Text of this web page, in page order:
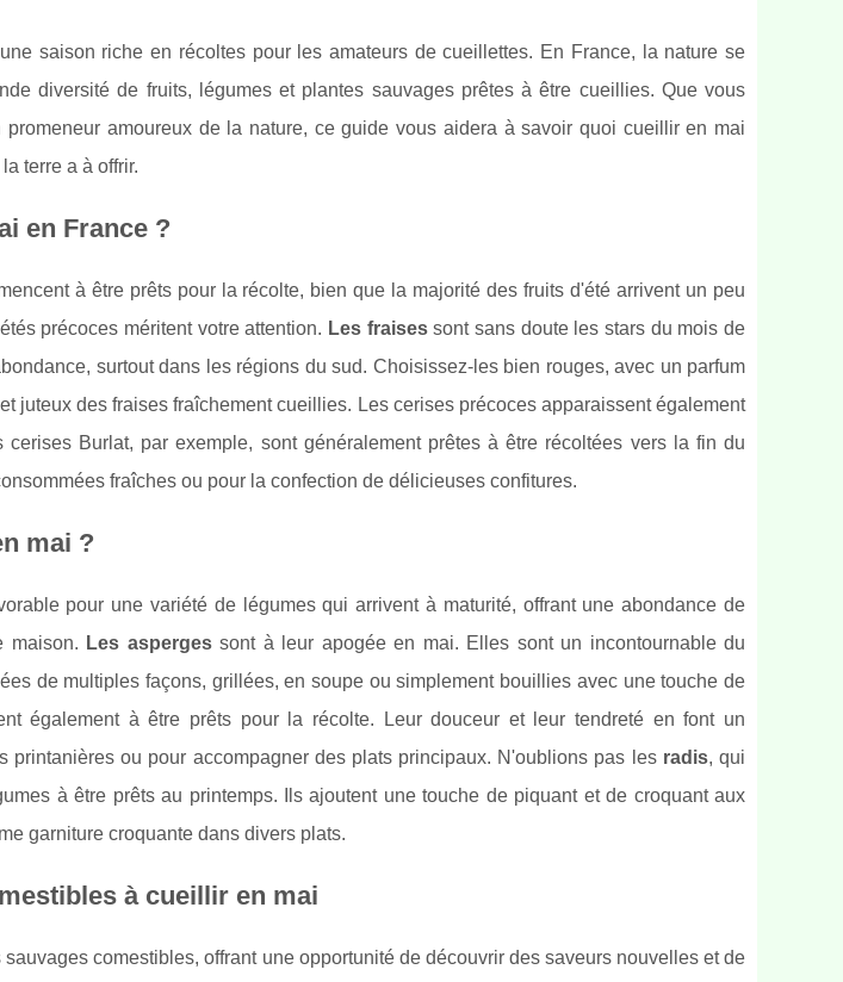
saison riche en récoltes pour les amateurs de cueillettes. En France, la nature se
diversité de fruits, légumes et plantes sauvages prêtes à être cueillies. Que vous
amoureux de la nature, ce guide vous aidera à savoir quoi cueillir en mai
terre a à offrir.
en France ?
à être prêts pour la récolte, bien que la majorité des fruits d'été arrivent un peu
précoces méritent votre attention. Les fraisessont sans doute les stars du mois de
surtout dans les régions du sud. Choisissez-les bien rouges, avec un parfum
juteux des fraises fraîchement cueillies. Les cerises précoces apparaissent également
Burlat, par exemple, sont généralement prêtes à être récoltées vers la fin du
fraîches ou pour la confection de délicieuses confitures.
mai ?
pour une variété de légumes qui arrivent à maturité, offrant une abondance de
maison. Les aspergessont à leur apogée en mai. Elles sont un incontournable du
de multiples façons, grillées, en soupe ou simplement bouillies avec une touche de
également à être prêts pour la récolte. Leur douceur et leur tendreté en font un
printanières ou pour accompagner des plats principaux. N'oublions pas les radis, qui
à être prêts au printemps. Ils ajoutent une touche de piquant et de croquant aux
garniture croquante dans divers plats.
à cueillir en mai
comestibles, offrant une opportunité de découvrir des saveurs nouvelles et de